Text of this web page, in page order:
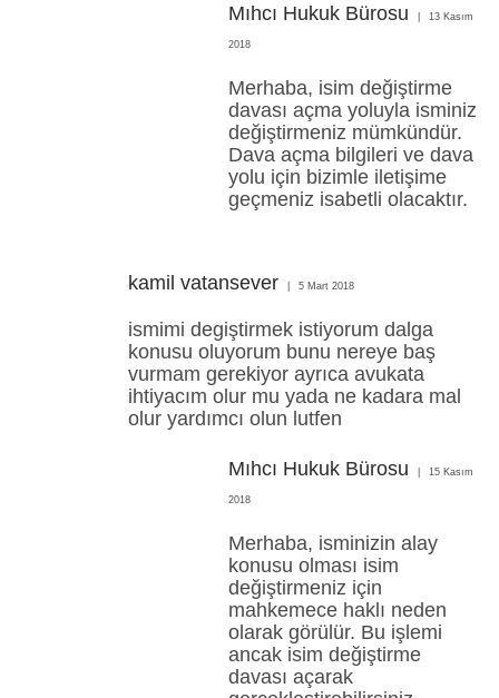
Mıhcı Hukuk Bürosu 13 Kasım
2018
Merhaba, isim değiştirme
davası açma yoluyla isminiz
değiştirmeniz mümkündür.
Dava açma bilgileri ve dava
yolu için bizimle iletişime
geçmeniz isabetli olacaktır.
kamil vatansever 5 Mart 2018
ismimi degiştirmek istiyorum dalga
konusu oluyorum bunu nereye baş
vurmam gerekiyor ayrıca avukata
ihtiyacım olur mu yada ne kadara mal
olur yardımcı olun lutfen
Mıhcı Hukuk Bürosu 15 Kasım
2018
Merhaba, isminizin alay
konusu olması isim
değiştirmeniz için
mahkemece haklı neden
olarak görülür. Bu işlemi
ancak isim değiştirme
davası açarak